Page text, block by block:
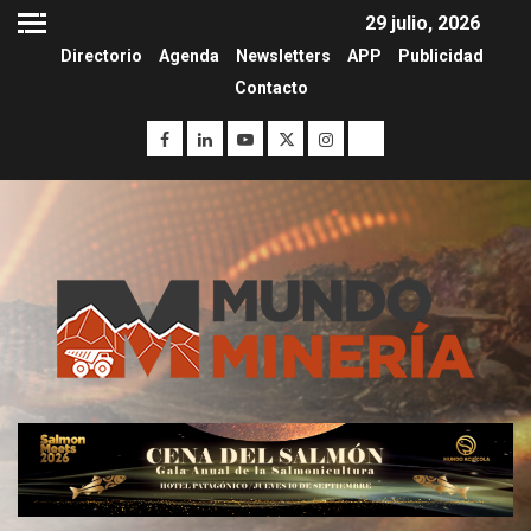
29 julio, 2026
Directorio Agenda Newsletters APP
Publicidad
Contacto